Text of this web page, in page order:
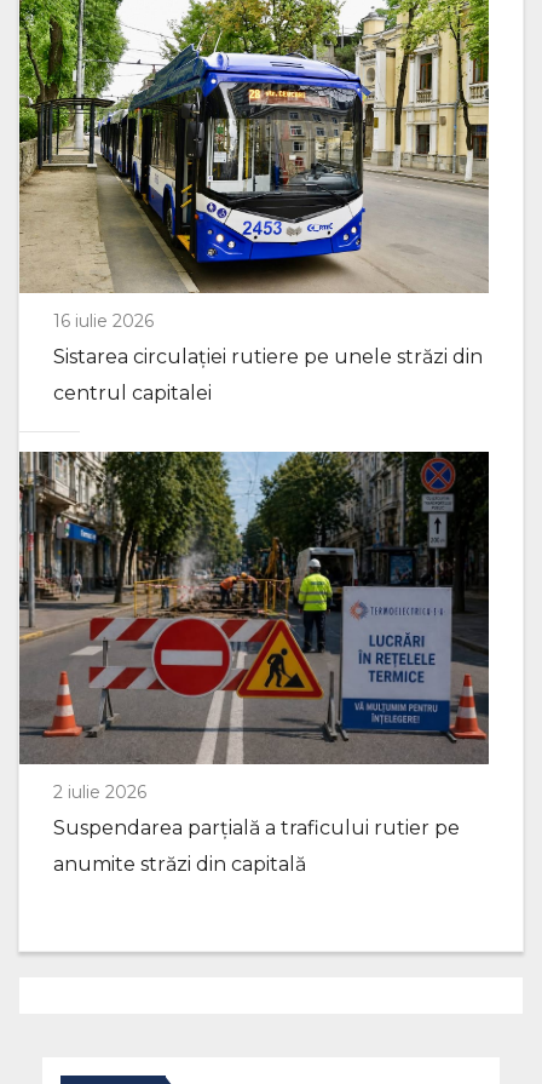
16 iulie 2026
Sistarea circulației rutiere pe unele străzi din
centrul capitalei
2 iulie 2026
Suspendarea parțială a traficului rutier pe
anumite străzi din capitală